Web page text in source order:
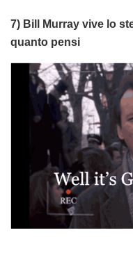
7) Bill Murray vive lo
quanto pensi